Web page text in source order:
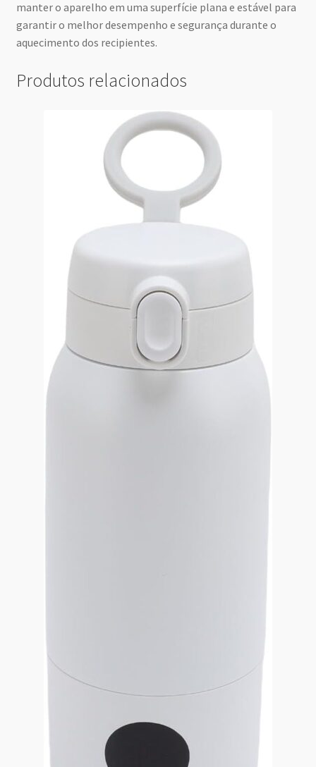
manter o aparelho em uma superfície plana e estável para
garantir o melhor desempenho e segurança durante o
aquecimento dos recipientes.
Produtos relacionados